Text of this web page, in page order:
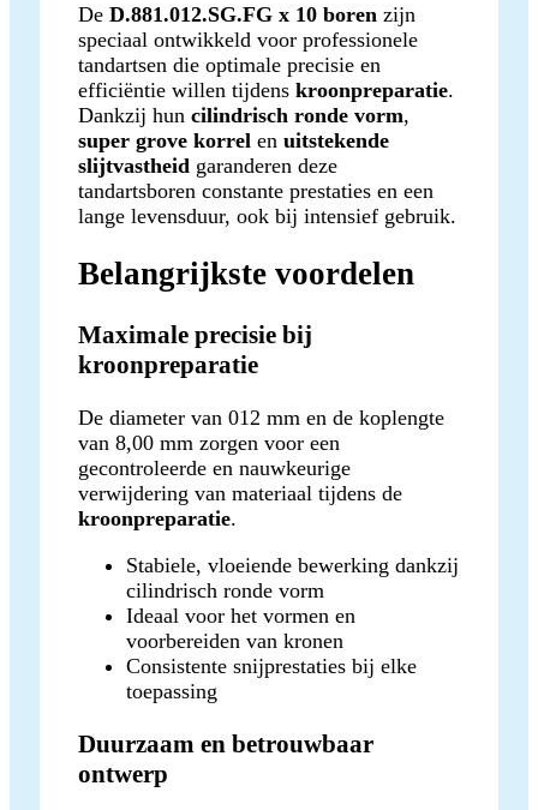
De D.881.012.SG.FG x 10 boren zijn
speciaal ontwikkeld voor professionele
tandartsen die optimale precisie en
efficiëntie willen tijdens kroonpreparatie.
Dankzij hun cilindrisch ronde vorm,
super grove korrel en uitstekende
slijtvastheid garanderen deze
tandartsboren constante prestaties en een
lange levensduur, ook bij intensief gebruik.
Belangrijkste voordelen
Maximale precisie bij
kroonpreparatie
De diameter van 012 mm en de koplengte
van 8,00 mm zorgen voor een
gecontroleerde en nauwkeurige
verwijdering van materiaal tijdens de
kroonpreparatie.
Stabiele, vloeiende bewerking dankzij
cilindrisch ronde vorm
Ideaal voor het vormen en
voorbereiden van kronen
Consistente snijprestaties bij elke
toepassing
Duurzaam en betrouwbaar
ontwerp